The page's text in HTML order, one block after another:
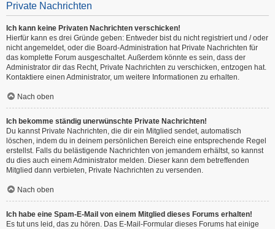
Private Nachrichten
Ich kann keine Privaten Nachrichten verschicken!
Hierfür kann es drei Gründe geben: Entweder bist du nicht registriert und / oder
nicht angemeldet, oder die Board-Administration hat Private Nachrichten für
das komplette Forum ausgeschaltet. Außerdem könnte es sein, dass der
Administrator dir das Recht, Private Nachrichten zu verschicken, entzogen hat.
Kontaktiere einen Administrator, um weitere Informationen zu erhalten.
Nach oben
Ich bekomme ständig unerwünschte Private Nachrichten!
Du kannst Private Nachrichten, die dir ein Mitglied sendet, automatisch
löschen, indem du in deinem persönlichen Bereich eine entsprechende Regel
erstellst. Falls du belästigende Nachrichten von jemandem erhältst, so kannst
du dies auch einem Administrator melden. Dieser kann dem betreffenden
Mitglied dann verbieten, Private Nachrichten zu versenden.
Nach oben
Ich habe eine Spam-E-Mail von einem Mitglied dieses Forums erhalten!
Es tut uns leid, das zu hören. Das E-Mail-Formular dieses Forums hat einige